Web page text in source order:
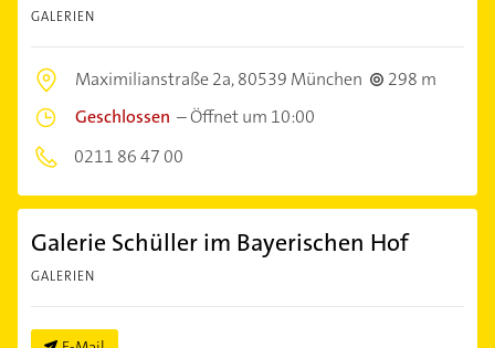
GALERIEN
Maximilianstraße 2a,80539 München
298 m
Geschlossen –Öffnet um 10:00
0211 86 47 00
Galerie Schüller im Bayerischen Hof
GALERIEN